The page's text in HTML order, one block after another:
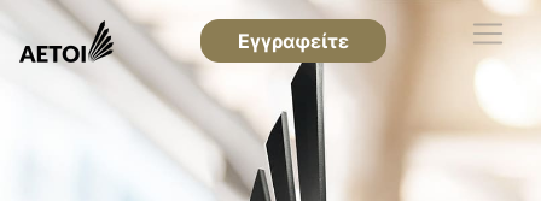
Εγγραφείτε